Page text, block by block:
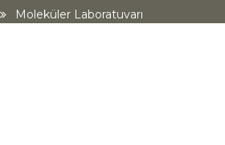
Moleküler Laboratuvarı